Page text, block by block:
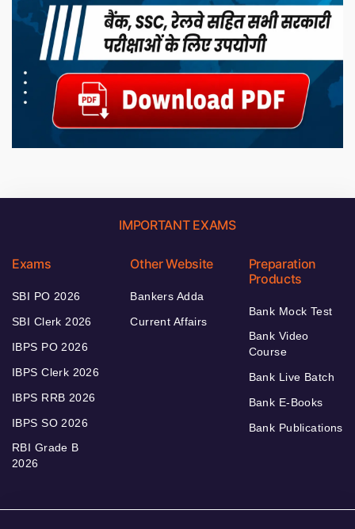
IMPORTANT EXAMS
Exams
SBI PO 2026
SBI Clerk 2026
IBPS PO 2026
IBPS Clerk 2026
IBPS RRB 2026
IBPS SO 2026
RBI Grade B
2026
Other Website
Bankers Adda
Current Affairs
Preparation
Products
Bank Mock Test
Bank Video
Course
Bank Live Batch
Bank E-Books
Bank Publications